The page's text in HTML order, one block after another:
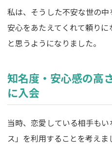
私は、そうした不安な世の
安心をあたえてくれて頼り
と思うようになりました。
知名度・安心感の高
に入会
当時、恋愛している相手も
ス」を利用することを考えま